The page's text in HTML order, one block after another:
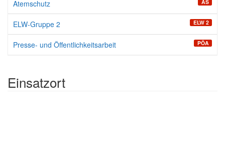
Atemschutz AS
ELW-Gruppe 2 ELW 2
Presse- und Öffentlichkeitsarbeit PÖA
Einsatzort